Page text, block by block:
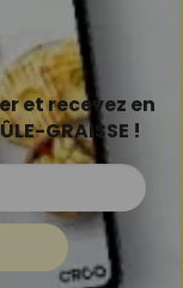
et recevez en
GRAISSE !